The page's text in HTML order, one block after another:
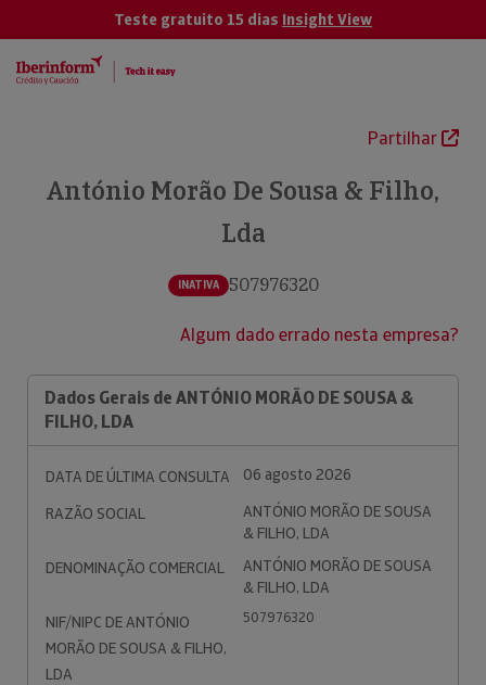
Teste gratuito 15 dias Insight View
Partilhar
António Morão De Sousa & Filho,
Lda
INATIVA 507976320
Algum dado errado nesta empresa?
Dados Gerais de ANTÓNIO MORÃO DE SOUSA &
FILHO, LDA
DATA DE ÚLTIMA CONSULTA
06 agosto 2026
RAZÃO SOCIAL
ANTÓNIO MORÃO DE SOUSA
& FILHO, LDA
DENOMINAÇÃO COMERCIAL
ANTÓNIO MORÃO DE SOUSA
& FILHO, LDA
NIF/NIPC DE ANTÓNIO
MORÃO DE SOUSA & FILHO,
LDA
507976320